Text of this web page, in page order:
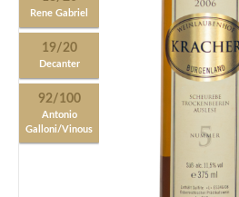
Rene Gabriel
19/20
Decanter
92/100
Antonio
Galloni/Vinous